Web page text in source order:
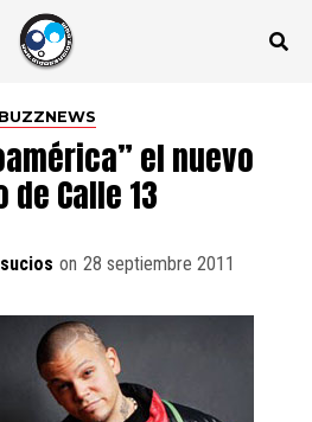
BUZZNEWS
el nuevo
de Calle 13
on 28 septiembre 2011